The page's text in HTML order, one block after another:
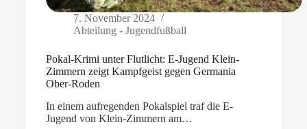
7. November 2024
Abteilung - Jugendfußball
Pokal-Krimi unter Flutlicht: E-Jugend Klein-
Zimmern zeigt Kampfgeist gegen Germania
Ober-Roden
In einem aufregenden Pokalspiel traf die E-
Jugend von Klein-Zimmern am…